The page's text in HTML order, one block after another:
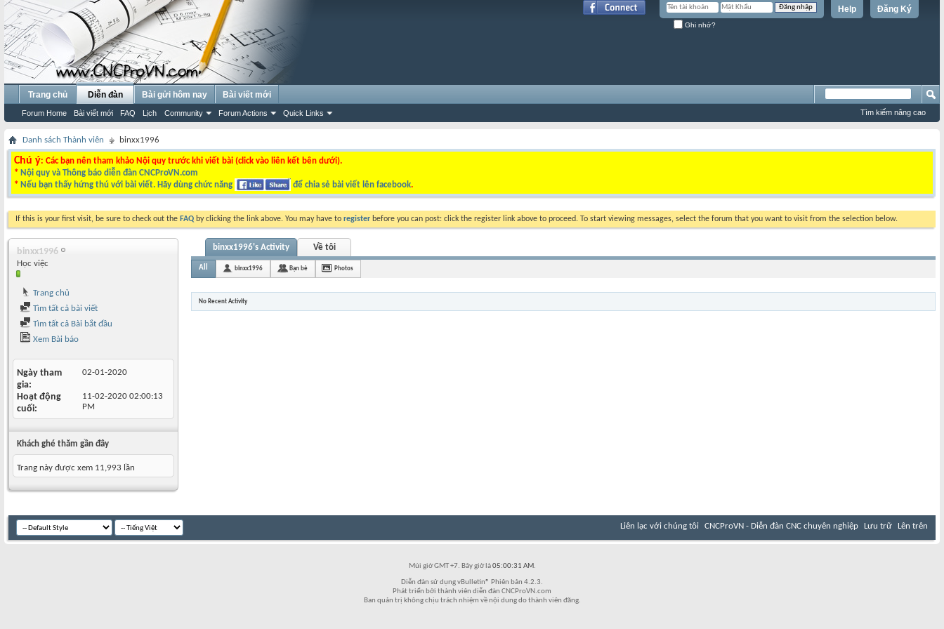
Đăng Ký
Help
Ghi nhớ?
Trang chủ Diễn đàn
Forum Home Bài viết mới FAQ Lịch Community Forum Actions Quick Links
Bài gửi hôm nay Bài viết mới
Tìm kiếm nâng cao
Danh sách Thành viên binxx1996
Chú ý: Các bạn nên tham khảo Nội quy trước khi viết bài (click vào liên kết bên dưới).
* Nội quy và Thông báo diễn đàn CNCProVN.com
* Nếu bạn thấy hứng thú với bài viết. Hãy dùng chức năng để chia sẻ bài viết lên facebook.
If this is your first visit, be sure to check out the FAQ by clicking the link above. You may have to register before you can post: click the register link above to proceed. To start viewing messages, select the forum that you want to visit from the selection below.
binxx1996
Học việc
Trang chủ
Tìm tất cả bài viết
Tìm tất cả Bài bắt đầu
Xem Bài báo
Ngày tham
gia
02-01-2020
Hoạt động
cuối
11-02-2020 02:00:13
PM
Khách ghé thăm gần đây
Trang này được xem 11,993 lần
binxx1996's Activity Về tôi
All binxx1996 Bạn bè Photos
No Recent Activity
Liên lạc với chúng tôi CNCProVN - Diễn đàn CNC chuyên nghiệp Lưu trữ Lên trên
Múi giờ GMT +7. Bây giờ là05:00:31 AM.
Diễn đàn sử dụng vBulletin® Phiên bản 4.2.3.
Phát triển bởi thành viên diễn đàn CNCProVN.com
Ban quản trị không chịu trách nhiệm về nội dung do thành viên đăng.